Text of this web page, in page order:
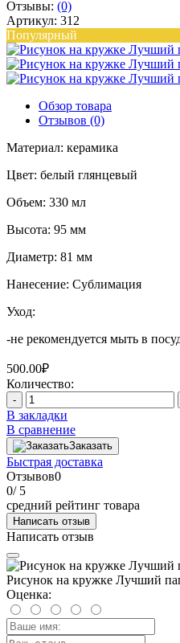
Отзывы: (0)
Артикул: 312
Популярный
Обзор товара
Отзывов (0)
Материал: керамика
Цвет: белый глянцевый
Объем: 330 мл
Высота: 95 мм
Диаметр: 81 мм
Нанесение: Сублимация
Уход:
-не рекомендуется мыть в
500.00₽
Количество:
-
В закладки
В сравнение
Заказать
Быстрая доставка
Отзывов0
0/ 5
средний рейтинг товара
Написать отзыв
Написать отзыв
Рисунок на кружке Лучший
Оценка: